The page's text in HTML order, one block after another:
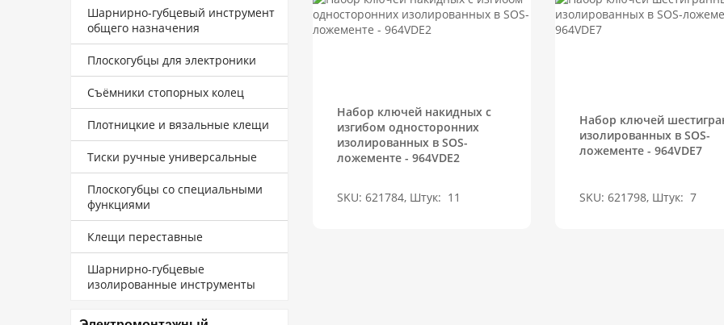
Шарнирно-губцевый инструмент
общего назначения
Плоскогубцы для электроники
Съёмники стопорных колец
Плотницкие и вязальные клещи
Тиски ручные универсальные
Плоскогубцы со специальными
функциями
Клещи переставные
Шарнирно-губцевые
изолированные инструменты
Набор ключей накидных с
изгибом односторонних
изолированных в SOS-
ложементе - 964VDE2
SKU: 621784, Штук: 11
Набор ключей
изолированных в SOS-
ложементе - 964VDE7
SKU: 621798, Штук: 7